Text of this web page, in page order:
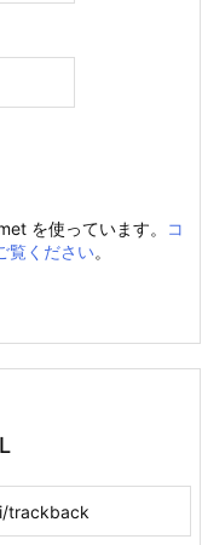
を使っています。
コ
覧ください。